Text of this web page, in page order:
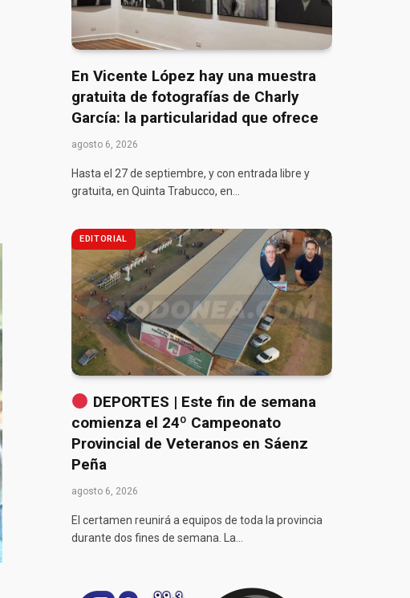
En Vicente López hay una muestra
gratuita de fotografías de Charly
García: la particularidad que ofrece
agosto 6, 2026
Hasta el 27 de septiembre, y con entrada libre y
gratuita, en Quinta Trabucco, en…
EDITORIAL
DEPORTES | Este fin de semana
comienza el 24º Campeonato
Provincial de Veteranos en Sáenz
Peña
agosto 6, 2026
El certamen reunirá a equipos de toda la provincia
durante dos fines de semana. La…